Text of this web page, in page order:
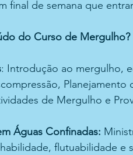
final de semana que
do Curso de Mergulho?
: Introdução ao mergulho,
de Mergulho e
Águas Confinadas:
flutuabilidade e